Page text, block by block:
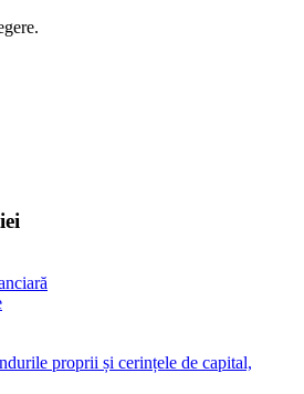
proprii și cerințele de capital,